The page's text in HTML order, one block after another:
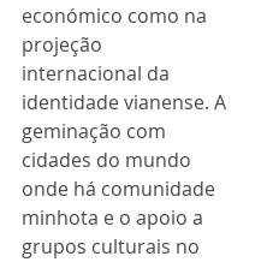
económico como na
projeção
internacional da
identidade vianense. A
geminação com
cidades do mundo
onde há comunidade
minhota e o apoio a
grupos culturais no